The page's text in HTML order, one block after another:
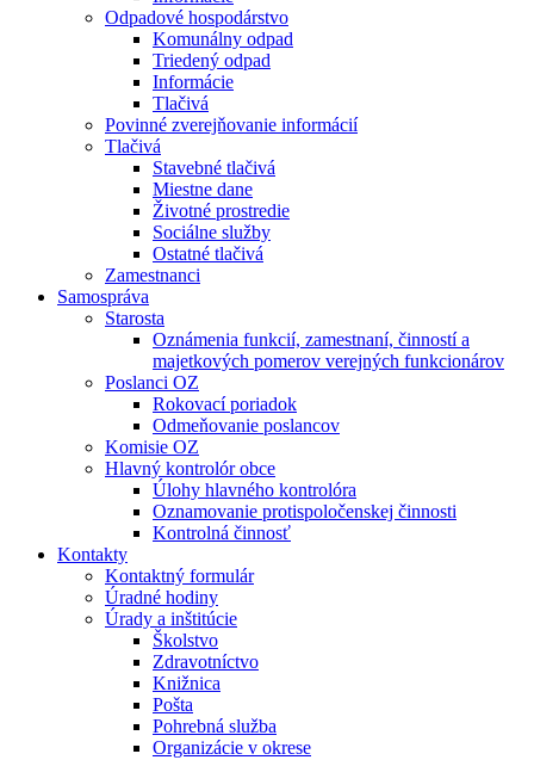
Odpadové hospodárstvo
Komunálny odpad
Triedený odpad
Informácie
Tlačivá
Povinné zverejňovanie informácií
Tlačivá
Stavebné tlačivá
Miestne dane
Životné prostredie
Sociálne služby
Ostatné tlačivá
Zamestnanci
Samospráva
Starosta
Oznámenia funkcií, zamestnaní, činností a
majetkových pomerov verejných funkcionárov
Poslanci OZ
Rokovací poriadok
Odmeňovanie poslancov
Komisie OZ
Hlavný kontrolór obce
Úlohy hlavného kontrolóra
Oznamovanie protispoločenskej činnosti
Kontrolná činnosť
Kontakty
Kontaktný formulár
Úradné hodiny
Úrady a inštitúcie
Školstvo
Zdravotníctvo
Knižnica
Pošta
Pohrebná služba
Organizácie v okrese